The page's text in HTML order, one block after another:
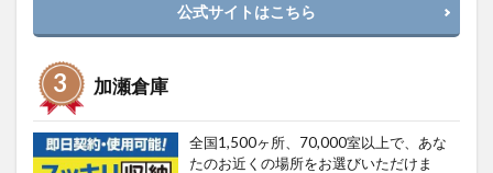
公式サイトはこちら
加瀬倉庫
全国1,500ヶ所、70,000室以上で、あな
たのお近くの場所をお選びいただけま